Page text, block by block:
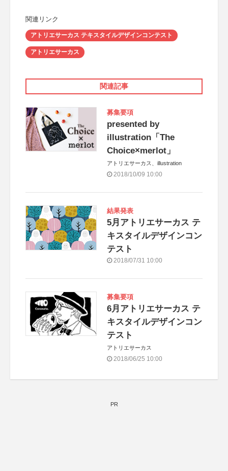
関連リンク
アトリエサーカス テキスタイルデザインコンテスト
アトリエサーカス
関連記事
募集要項
presented by
illustration「The
Choice×merlot」
アトリエサーカス、illustration
2018/10/09 10:00
結果発表
5月アトリエサーカス テ
キスタイルデザインコン
テスト
2018/07/31 10:00
募集要項
6月アトリエサーカス テ
キスタイルデザインコン
テスト
アトリエサーカス
2018/06/25 10:00
PR